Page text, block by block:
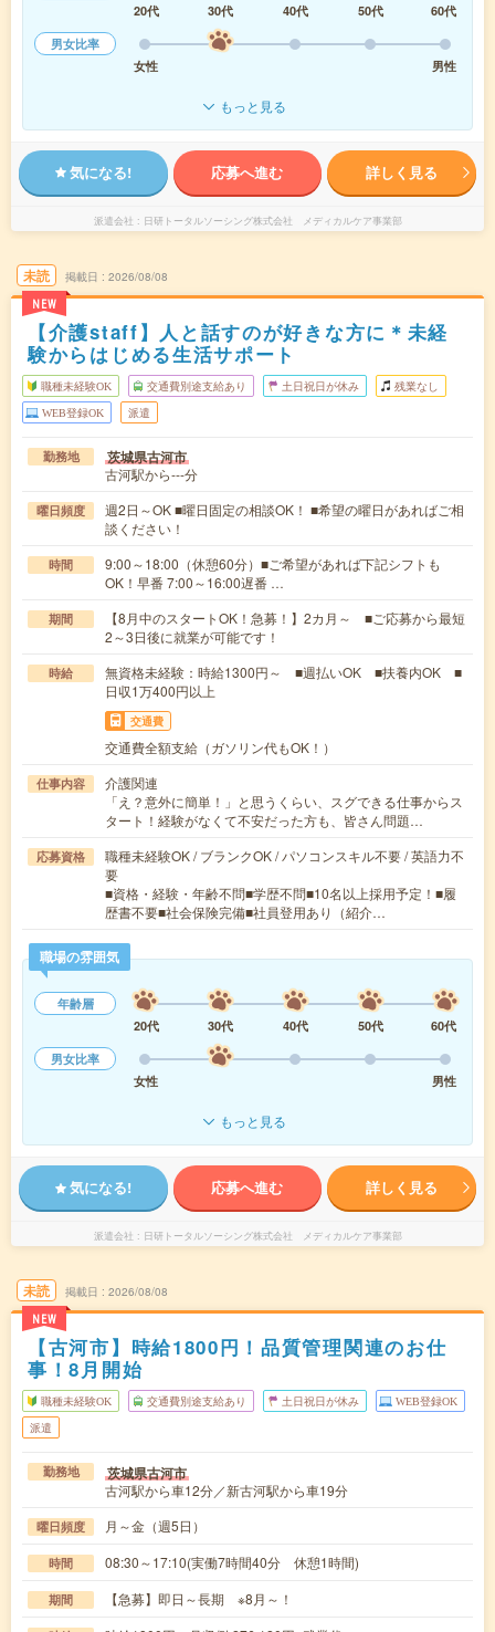
20代
30代 40代 50代
60代
男女比率
女性
男性
もっと見る
気になる! 応募へ進む 詳しく見る
派遣会社 日研トータルソーシング株式会社 メディカルケア事業部
未読
NEW
掲載日 2026/08/08
【介護staff】人と話すのが好きな方に＊未経
験からはじめる生活サポート
職種未経験OK 交通費別途支給あり 土日祝日が休み 残業なし
WEB登録OK 派遣
勤務地 茨城県古河市
古河駅から---分
曜日頻度
週2日～OK ■曜日固定の相談OK！ ■希望の曜日があればご相
談ください！
時間
9:00～18:00（休憩60分）■ご希望があれば下記シフトも
OK！早番 7:00～16:00遅番 …
期間
【8月中のスタートOK！急募！】2カ月～ ■ご応募から最短
2～3日後に就業が可能です！
時給
無資格未経験：時給1300円～ ■週払いOK ■扶養内OK ■
日収1万400円以上
交通費
交通費全額支給（ガソリン代もOK！）
仕事内容
介護関連
「え？意外に簡単！」と思うくらい、スグできる仕事からス
タート！経験がなくて不安だった方も、皆さん問題…
応募資格
職種未経験OK / ブランクOK / パソコンスキル不要 / 英語力不
要
■資格・経験・年齢不問■学歴不問■10名以上採用予定！■履
歴書不要■社会保険完備■社員登用あり（紹介…
職場の雰囲気
年齢層
20代
30代 40代 50代
60代
男女比率
女性
男性
もっと見る
気になる! 応募へ進む 詳しく見る
派遣会社 日研トータルソーシング株式会社 メディカルケア事業部
未読
NEW
掲載日 2026/08/08
【古河市】時給1800円！品質管理関連のお仕
事！8月開始
職種未経験OK 交通費別途支給あり 土日祝日が休み WEB登録OK
派遣
勤務地 茨城県古河市
古河駅から車12分／新古河駅から車19分
曜日頻度 月～金（週5日）
時間 08:30～17:10(実働7時間40分 休憩1時間)
期間 【急募】即日～長期 ※8月～！